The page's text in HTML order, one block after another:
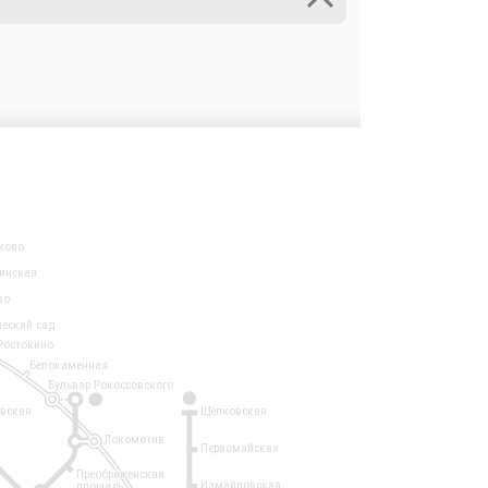
1
Локомотив
сад
Белокаменная
Щёлковская
Первомайская
Измайловская
Бульвар Рокоссовского
Преображенская